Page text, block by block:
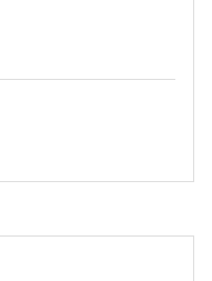
落とすな
査のTips！